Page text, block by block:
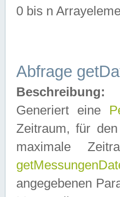
0 bis n
Abfrage
Beschreibung:
Generiert eine
Zeitraum, für
maximale
angegebenen